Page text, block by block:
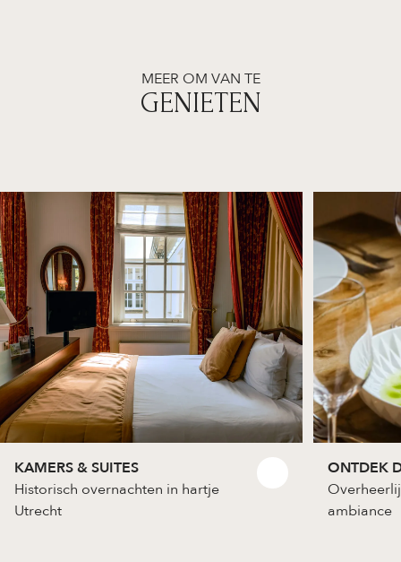
MEER OM VAN TE
GENIETEN
KAMERS & SUITES
Historisch overnachten in hartje
Utrecht
ONTDEK
ambiance